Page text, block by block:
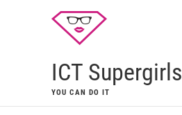
ICT Supergirls
YOU CAN DO IT